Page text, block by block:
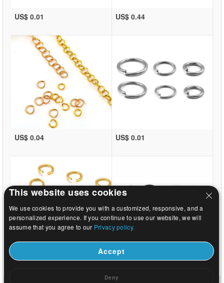
US$ 0.01 US$ 0.44
US$ 0.04 US$ 0.01
US$ 0.01 US$ 12.24
This website uses cookies
We use cookies to provide you with a customized, responsive, and a
personalized experience. If you continue to use our website, we will
assume that you agree to our Privacy policy.
Accept
Deny